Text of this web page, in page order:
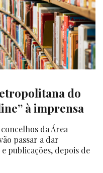
do
à imprensa
da Área
passar a dar
publicações, depois de